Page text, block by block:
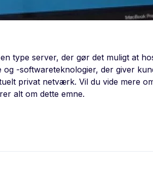
type server, der gør det muligt at
-softwareteknologier, der giver
privat netværk. Vil du vide mere
alt om dette emne.